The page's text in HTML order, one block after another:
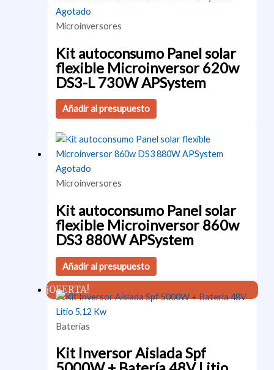
Agotado
Microinversores
Kit autoconsumo Panel solar
flexible Microinversor 620w
DS3-L 730W APSystem
Añadir al presupuesto
Agotado
Microinversores
Kit autoconsumo Panel solar
flexible Microinversor 860w
DS3 880W APSystem
Añadir al presupuesto
¡OFERTA!
Baterías
Kit Inversor Aislada Spf